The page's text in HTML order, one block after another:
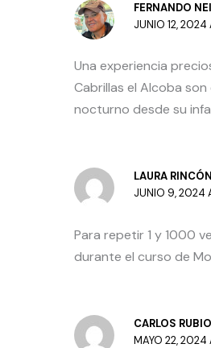
FERNANDO
JUNIO 12, 2024
Una experiencia
Cabrillas el Alcoba
nocturno desde su
LAURA
JUNIO 9, 2024
Para repetir 1 y 1000
durante el curso de
CARLOS
MAYO 22, 2024